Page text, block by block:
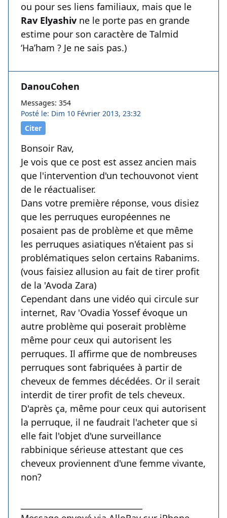
ou pour ses liens familiaux, mais que le
Rav Elyashiv ne le porte pas en grande
estime pour son caractère de Talmid
‘Ha’ham ? Je ne sais pas.)
DanouCohen
Messages: 354
Posté le: Dim 10 Février 2013, 23:32
Citer
Bonsoir Rav,
Je vois que ce post est assez ancien mais
que l'intervention d'un techouvonot vient
de le réactualiser.
Dans votre première réponse, vous disiez
que les perruques européennes ne
posaient pas de problème et que même
les perruques asiatiques n'étaient pas si
problématiques selon certains Rabanims.
(vous faisiez allusion au fait de tirer profit
de la 'Avoda Zara)
Cependant dans une vidéo qui circule sur
internet, Rav 'Ovadia Yossef évoque un
autre problème qui poserait problème
même pour ceux qui autorisent les
perruques. Il affirme que de nombreuses
perruques sont fabriquées à partir de
cheveux de femmes décédées. Or il serait
interdit de tirer profit de tels cheveux.
D'après ça, même pour ceux qui autorisent
la perruque, il ne faudrait l'acheter que si
elle fait l'objet d'une surveillance
rabbinique sérieuse attestant que ces
cheveux proviennent d'une femme vivante,
non?